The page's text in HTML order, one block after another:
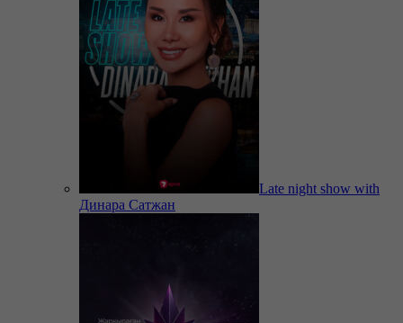
Late night show with
Динара Сатжан